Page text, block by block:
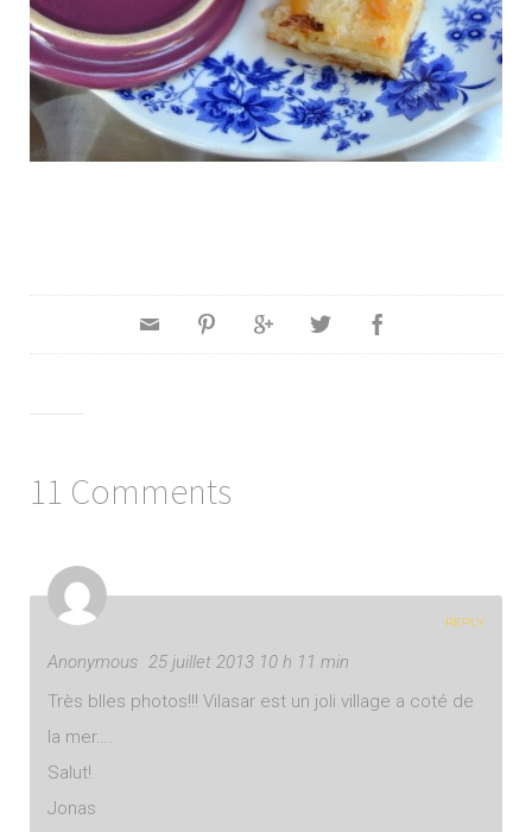
11 Comments
Anonymous 25 juillet 2013 10 h 11 min
Très blles photos!!! Vilasar est un joli village a coté de
la mer….
Salut!
Jonas
REPLY